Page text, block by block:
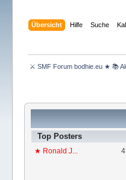
Übersicht Hilfe Suche
⚔ SMF Forum bodhie.eu ★ 📚
Top Posters
★ Ronald J...